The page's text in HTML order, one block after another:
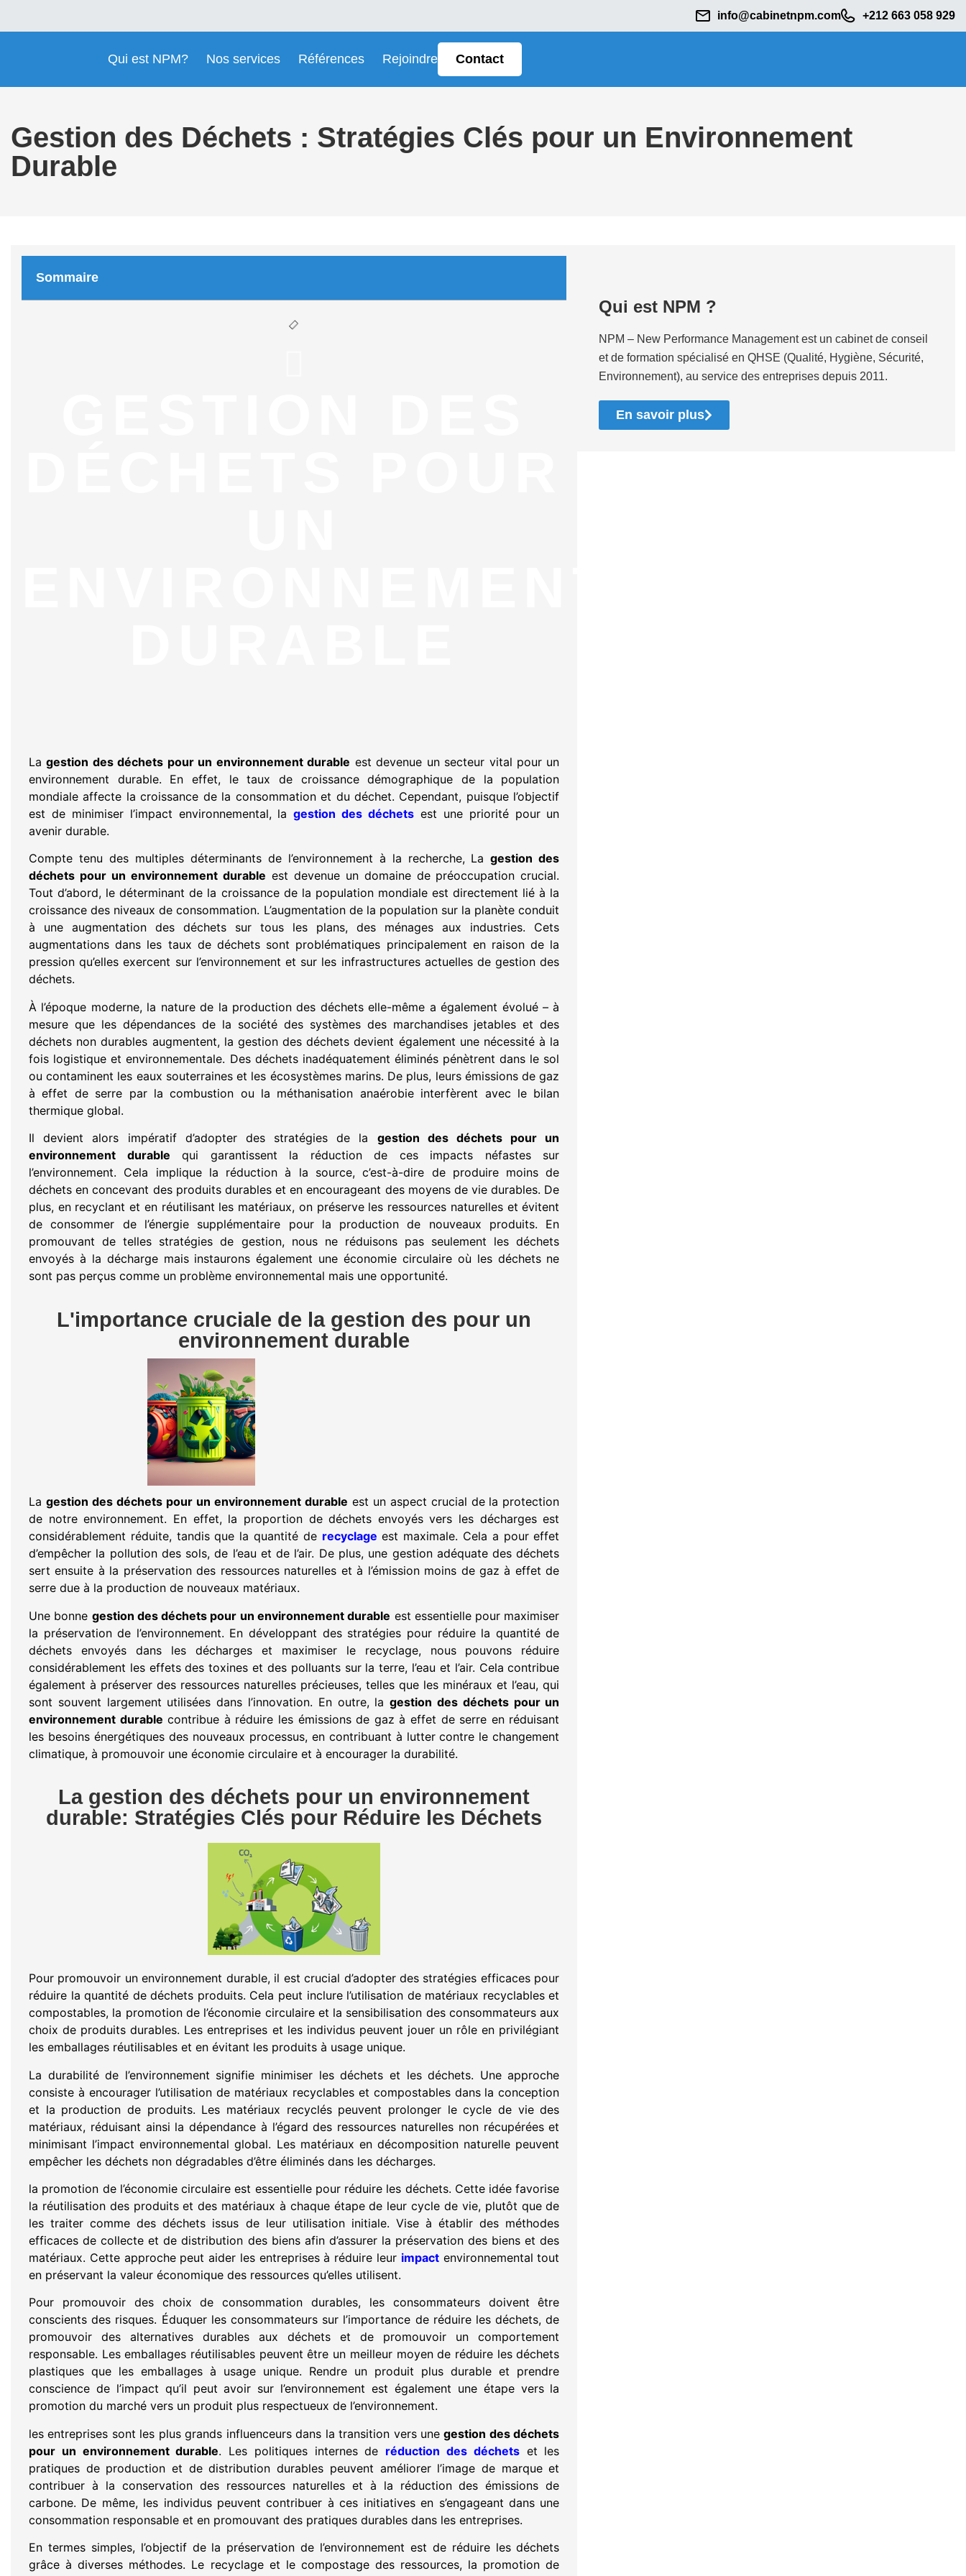
info@cabinetnpm.com +212 663 058 929
Qui est NPM? Nos services Références Rejoindre Contact
Gestion des Déchets : Stratégies Clés pour un Environnement
Durable
Sommaire
Lagestion des déchets pour un environnement durable est devenue un secteur vital pour un
environnement durable. En effet, le taux de croissance démographique de la population
mondiale affecte la croissance de la consommation et du déchet. Cependant, puisque l’objectif
est de minimiser l’impact environnemental, lagestion des déchets est une priorité pour un
avenir durable.
Compte tenu des multiples déterminants de l’environnement à la recherche, Lagestion des
déchets pour un environnement durable est devenue un domaine de préoccupation crucial.
Tout d’abord, le déterminant de la croissance de la population mondiale est directement lié à la
croissance des niveaux de consommation. L’augmentation de la population sur la planète conduit
à une augmentation des déchets sur tous les plans, des ménages aux industries. Cets
augmentations dans les taux de déchets sont problématiques principalement en raison de la
pression qu’elles exercent sur l’environnement et sur les infrastructures actuelles de gestion des
déchets.
À l’époque moderne, la nature de la production des déchets elle-même a également évolué – à
mesure que les dépendances de la société des systèmes des marchandises jetables et des
déchets non durables augmentent, la gestion des déchets devient également une nécessité à la
fois logistique et environnementale. Des déchets inadéquatement éliminés pénètrent dans le sol
ou contaminent les eaux souterraines et les écosystèmes marins. De plus, leurs émissions de gaz
à effet de serre par la combustion ou la méthanisation anaérobie interfèrent avec le bilan
thermique global.
Il devient alors impératif d’adopter des stratégies de la gestion des déchets pour un
environnement durable qui garantissent la réduction de ces impacts néfastes sur
l’environnement. Cela implique la réduction à la source, c’est-à-dire de produire moins de
déchets en concevant des produits durables et en encourageant des moyens de vie durables. De
plus, en recyclant et en réutilisant les matériaux, on préserve les ressources naturelles et évitent
de consommer de l’énergie supplémentaire pour la production de nouveaux produits. En
promouvant de telles stratégies de gestion, nous ne réduisons pas seulement les déchets
envoyés à la décharge mais instaurons également une économie circulaire où les déchets ne
sont pas perçus comme un problème environnemental mais une opportunité.
L'importance cruciale de la gestion des pour un
environnement durable
La gestion des déchets pour un environnement durable est un aspect crucial de la protection
de notre environnement. En effet, la proportion de déchets envoyés vers les décharges est
considérablement réduite, tandis que la quantité de recyclage est maximale. Cela a pour effet
d’empêcher la pollution des sols, de l’eau et de l’air. De plus, une gestion adéquate des déchets
sert ensuite à la préservation des ressources naturelles et à l’émission moins de gaz à effet de
serre due à la production de nouveaux matériaux.
Une bonne gestion des déchets pour un environnement durable est essentielle pour maximiser
la préservation de l’environnement. En développant des stratégies pour réduire la quantité de
déchets envoyés dans les décharges et maximiser le recyclage, nous pouvons réduire
considérablement les effets des toxines et des polluants sur la terre, l’eau et l’air. Cela contribue
également à préserver des ressources naturelles précieuses, telles que les minéraux et l’eau, qui
sont souvent largement utilisées dans l’innovation. En outre, lagestion des déchets pour un
environnement durable contribue à réduire les émissions de gaz à effet de serre en réduisant
les besoins énergétiques des nouveaux processus, en contribuant à lutter contre le changement
climatique, à promouvoir une économie circulaire et à encourager la durabilité.
La gestion des déchets pour un environnement
durable: Stratégies Clés pour Réduire les Déchets
Pour promouvoir un environnement durable, il est crucial d’adopter des stratégies efficaces pour
réduire la quantité de déchets produits. Cela peut inclure l’utilisation de matériaux recyclables et
compostables, la promotion de l’économie circulaire et la sensibilisation des consommateurs aux
choix de produits durables. Les entreprises et les individus peuvent jouer un rôle en privilégiant
les emballages réutilisables et en évitant les produits à usage unique.
La durabilité de l’environnement signifie minimiser les déchets et les déchets. Une approche
consiste à encourager l’utilisation de matériaux recyclables et compostables dans la conception
et la production de produits. Les matériaux recyclés peuvent prolonger le cycle de vie des
matériaux, réduisant ainsi la dépendance à l’égard des ressources naturelles non récupérées et
minimisant l’impact environnemental global. Les matériaux en décomposition naturelle peuvent
empêcher les déchets non dégradables d’être éliminés dans les décharges.
la promotion de l’économie circulaire est essentielle pour réduire les déchets. Cette idée favorise
la réutilisation des produits et des matériaux à chaque étape de leur cycle de vie, plutôt que de
les traiter comme des déchets issus de leur utilisation initiale. Vise à établir des méthodes
efficaces de collecte et de distribution des biens afin d’assurer la préservation des biens et des
matériaux. Cette approche peut aider les entreprises à réduire leur impactenvironnemental tout
en préservant la valeur économique des ressources qu’elles utilisent.
Pour promouvoir des choix de consommation durables, les consommateurs doivent être
conscients des risques. Éduquer les consommateurs sur l’importance de réduire les déchets, de
promouvoir des alternatives durables aux déchets et de promouvoir un comportement
responsable. Les emballages réutilisables peuvent être un meilleur moyen de réduire les déchets
plastiques que les emballages à usage unique. Rendre un produit plus durable et prendre
conscience de l’impact qu’il peut avoir sur l’environnement est également une étape vers la
promotion du marché vers un produit plus respectueux de l’environnement.
les entreprises sont les plus grands influenceurs dans la transition vers unegestion des déchets
pour un environnement durable. Les politiques internes de réduction des déchetset les
pratiques de production et de distribution durables peuvent améliorer l’image de marque et
contribuer à la conservation des ressources naturelles et à la réduction des émissions de
carbone. De même, les individus peuvent contribuer à ces initiatives en s’engageant dans une
consommation responsable et en promouvant des pratiques durables dans les entreprises.
En termes simples, l’objectif de la préservation de l’environnement est de réduire les déchets
grâce à diverses méthodes. Le recyclage et le compostage des ressources, la promotion de
Qui est NPM ?
NPM – New Performance Management est un cabinet de conseil
et de formation spécialisé en QHSE (Qualité, Hygiène, Sécurité,
Environnement), au service des entreprises depuis 2011.
En savoir plus